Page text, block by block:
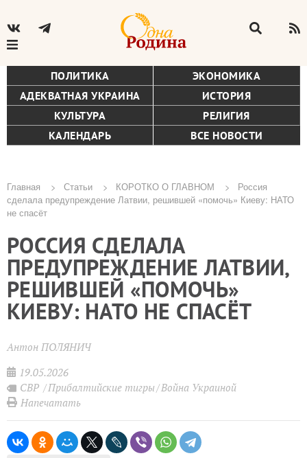
ПОЛИТИКА
ЭКОНОМИКА
АДЕКВАТНАЯ УКРАИНА
ИСТОРИЯ
КУЛЬТУРА
РЕЛИГИЯ
КАЛЕНДАРЬ
ВСЕ НОВОСТИ
Строка
навигации
Главная Статьи КОРОТКО О ГЛАВНОМ
Россия
сделала предупреждение Латвии, решившей «помочь» Киеву: НАТО
не спасёт
РОССИЯ СДЕЛАЛА
ПРЕДУПРЕЖДЕНИЕ ЛАТВИИ,
РЕШИВШЕЙ «ПОМОЧЬ»
КИЕВУ: НАТО НЕ СПАСЁТ
Антон ПОЛЯНИЧ
19.05.2026
СВР
Прибалтийские тигры Война Украиной
Напечатать